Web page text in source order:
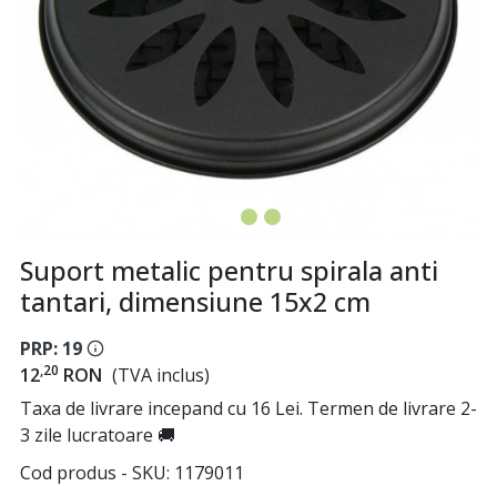
Suport metalic pentru spirala anti
tantari, dimensiune 15x2 cm
PRP: 19
12,20 RON (TVA inclus)
Taxa de livrare incepand cu 16 Lei. Termen de livrare 2-
3 zile lucratoare 🚚
Cod produs - SKU 1179011